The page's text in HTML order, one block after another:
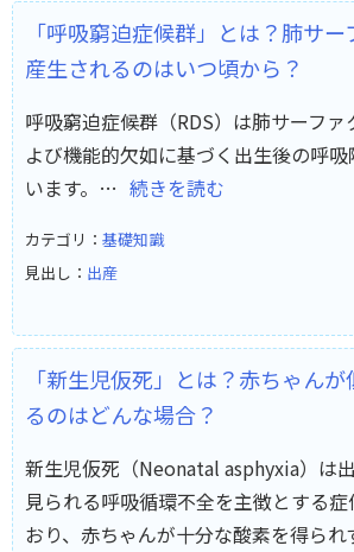
「呼吸窮迫症候群」とは？肺サ
産生されるのはいつ頃から？
呼吸窮迫症候群（RDS）は肺サーフ
よび機能的欠如に基づく出生後の呼
います。… 続きを読む
カテゴリ： 基礎知識
見出し： 出産
「新生児仮死」とは？赤ちゃん
るのはどんな場合？
新生児仮死（Neonatal asphyxia）は
見られる呼吸循環不全を主徴とする
おり、赤ちゃんが十分な酸素を得ら